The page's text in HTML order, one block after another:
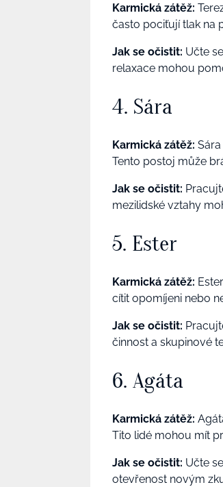
Karmická zátěž:
často pociťují tlak na
Jak se očistit: Učte
relaxace mohou
4. Sára
Karmická zátěž:
Tento postoj může
Jak se očistit:
mezilidské vztahy
5. Ester
Karmická zátěž:
cítit opomíjeni nebo
Jak se očistit:
činnost a skupinové
6. Agáta
Karmická zátěž:
Tito lidé mohou mít
Jak se očistit: Učte
otevřenost novým